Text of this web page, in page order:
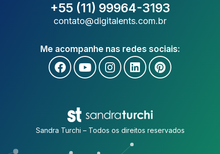
+55 (11) 99964-3193
contato@digitalents.com.br
Me acompanhe nas redes sociais:
Sandra Turchi – Todos os direitos reservados